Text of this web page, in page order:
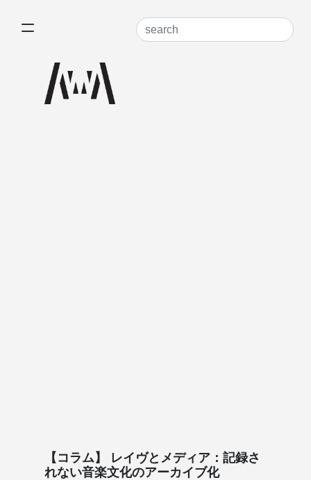
【コラム】 レイヴとメディア：記録さ
れない音楽文化のアーカイブ化